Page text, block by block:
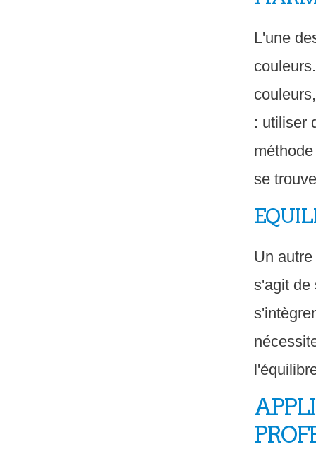
L'une
: utiliser
se
Un
s'agit de